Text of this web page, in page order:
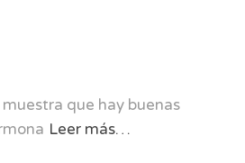
que hay buenas
Leer más…